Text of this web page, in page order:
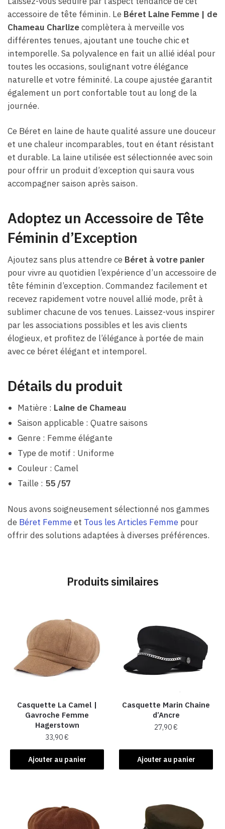
accessoire de tête féminin. Le Béret Laine Femme​ | de
Chameau Charlizecomplètera à merveille vos
différentes tenues, ajoutant une touche chic et
intemporelle. Sa polyvalence en fait un allié idéal pour
toutes les occasions, soulignant votre élégance
naturelle et votre féminité. La coupe ajustée garantit
également un port confortable tout au long de la
journée.
Ce Béret en laine de haute qualité assure une douceur
et une chaleur incomparables, tout en étant résistant
et durable. La laine utilisée est sélectionnée avec soin
pour offrir un produit d’exception qui saura vous
accompagner saison après saison.
Adoptez un Accessoire de Tête
Féminin d’Exception
Ajoutez sans plus attendre ce Béret à votre panier
pour vivre au quotidien l’expérience d’un accessoire de
tête féminin d’exception. Commandez facilement et
recevez rapidement votre nouvel allié mode, prêt à
sublimer chacune de vos tenues. Laissez-vous inspirer
par les associations possibles et les avis clients
élogieux, et profitez de l’élégance à portée de main
avec ce béret élégant et intemporel.
Détails du produit
Matière : Laine de Chameau
Saison applicable : Quatre saisons
Genre : Femme élégante
Type de motif : Uniforme
Couleur : Camel
Taille : 55 /57
Nous avons soigneusement sélectionné nos gammes
de Béret Femmeet Tous les Articles Femme pour
offrir des solutions adaptées à diverses préférences.
Produits similaires
Casquette La Camel​ |
Gavroche Femme
Hagerstown
33,90€
Ajouter au panier
Casquette Marin Chaine
d’Ancre
27,90€
Ajouter au panier